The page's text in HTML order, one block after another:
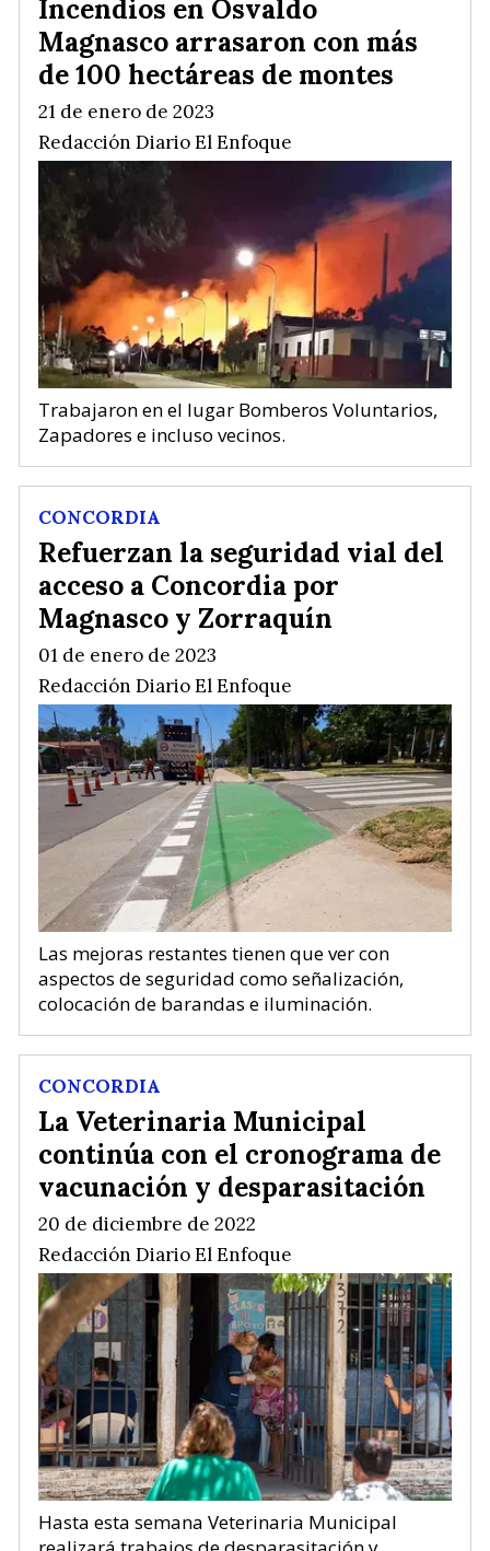
Incendios en Osvaldo
Magnasco arrasaron con más
de 100 hectáreas de montes
Redacción Diario El Enfoque
21 de enero de 2023
Trabajaron en el lugar Bomberos Voluntarios,
Zapadores e incluso vecinos.
Refuerzan la seguridad vial del
acceso a Concordia por
Magnasco y Zorraquín
Redacción Diario El Enfoque
CONCORDIA
01 de enero de 2023
Las mejoras restantes tienen que ver con
aspectos de seguridad como señalización,
colocación de barandas e iluminación.
La Veterinaria Municipal
continúa con el cronograma de
vacunación y desparasitación
Redacción Diario El Enfoque
CONCORDIA
20 de diciembre de 2022
Hasta esta semana Veterinaria Municipal